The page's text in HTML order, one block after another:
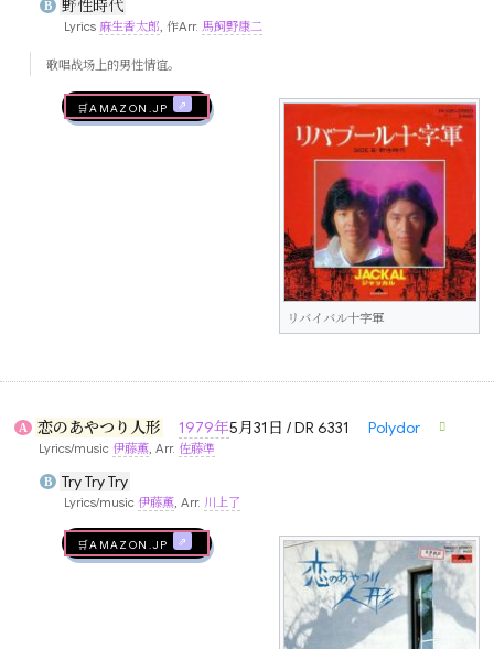
B 野性時代
Lyrics 麻生香太郎 , 作Arr. 馬飼野康二
歌唱战场上的男性情谊。
リバイバル十字軍
🛒AMAZON.jp
A 恋のあやつり人形 1979年5月31日 / DR 6331 Polydor
Lyrics/music 伊藤薫 , Arr.佐藤準
B Try Try Try
Lyrics/music 伊藤薫, Arr. 川上了
🛒AMAZON.jp